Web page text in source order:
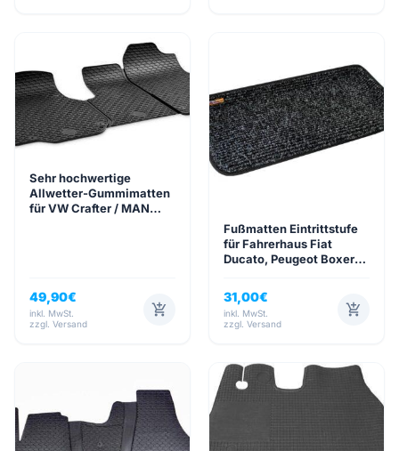
Sehr hochwertige
Allwetter-Gummimatten
für VW Crafter / MAN
49,90€
inkl. MwSt.
zzgl. Versand
add_shopping_cart
Fußmatten Eintrittstufe
für Fahrerhaus Fiat
Ducato, Peugeot Boxer
31,00€
inkl. MwSt.
zzgl. Versand
add_shopping_cart